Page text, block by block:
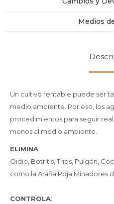
Medios
Un cultivo rentable puede ser
medio ambiente. Por eso, los
procedimientos para seguir
menos al medio ambiente.
ELIMINA:
Oidio, Botritis, Trips, Pulgón,
como la Araña Roja Minadores
CONTROLA: